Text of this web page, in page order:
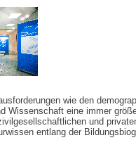
wie den
Wissenschaft eine immer
und
entlang der